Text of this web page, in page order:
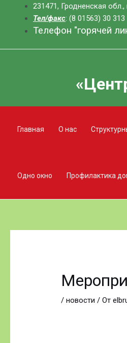
Перейти
содержимому
231471, Гродненская
Тел/факс: (8 01563) 30 313
Телефон "горячей
Главная О нас
Одно окно Профилактика
/новости / От